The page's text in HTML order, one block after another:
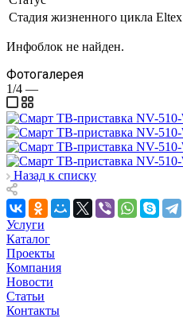
Стадия жизненного цикла Eltex
Инфоблок не найден.
Фотогалерея
1/4 —
Назад к списку
Услуги
Каталог
Проекты
Компания
Новости
Статьи
Контакты